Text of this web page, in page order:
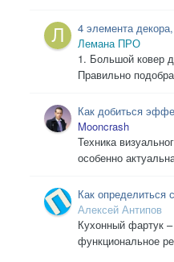
4 элемента
преобразить
Лемана ПРО
1. Большой ковер
Правильно
Как добиться
ремонта
Mooncrash
Техника
особенно
Как определиться
учитывая дизайн
Алексей Антипов
Кухонный фартук
функциональное